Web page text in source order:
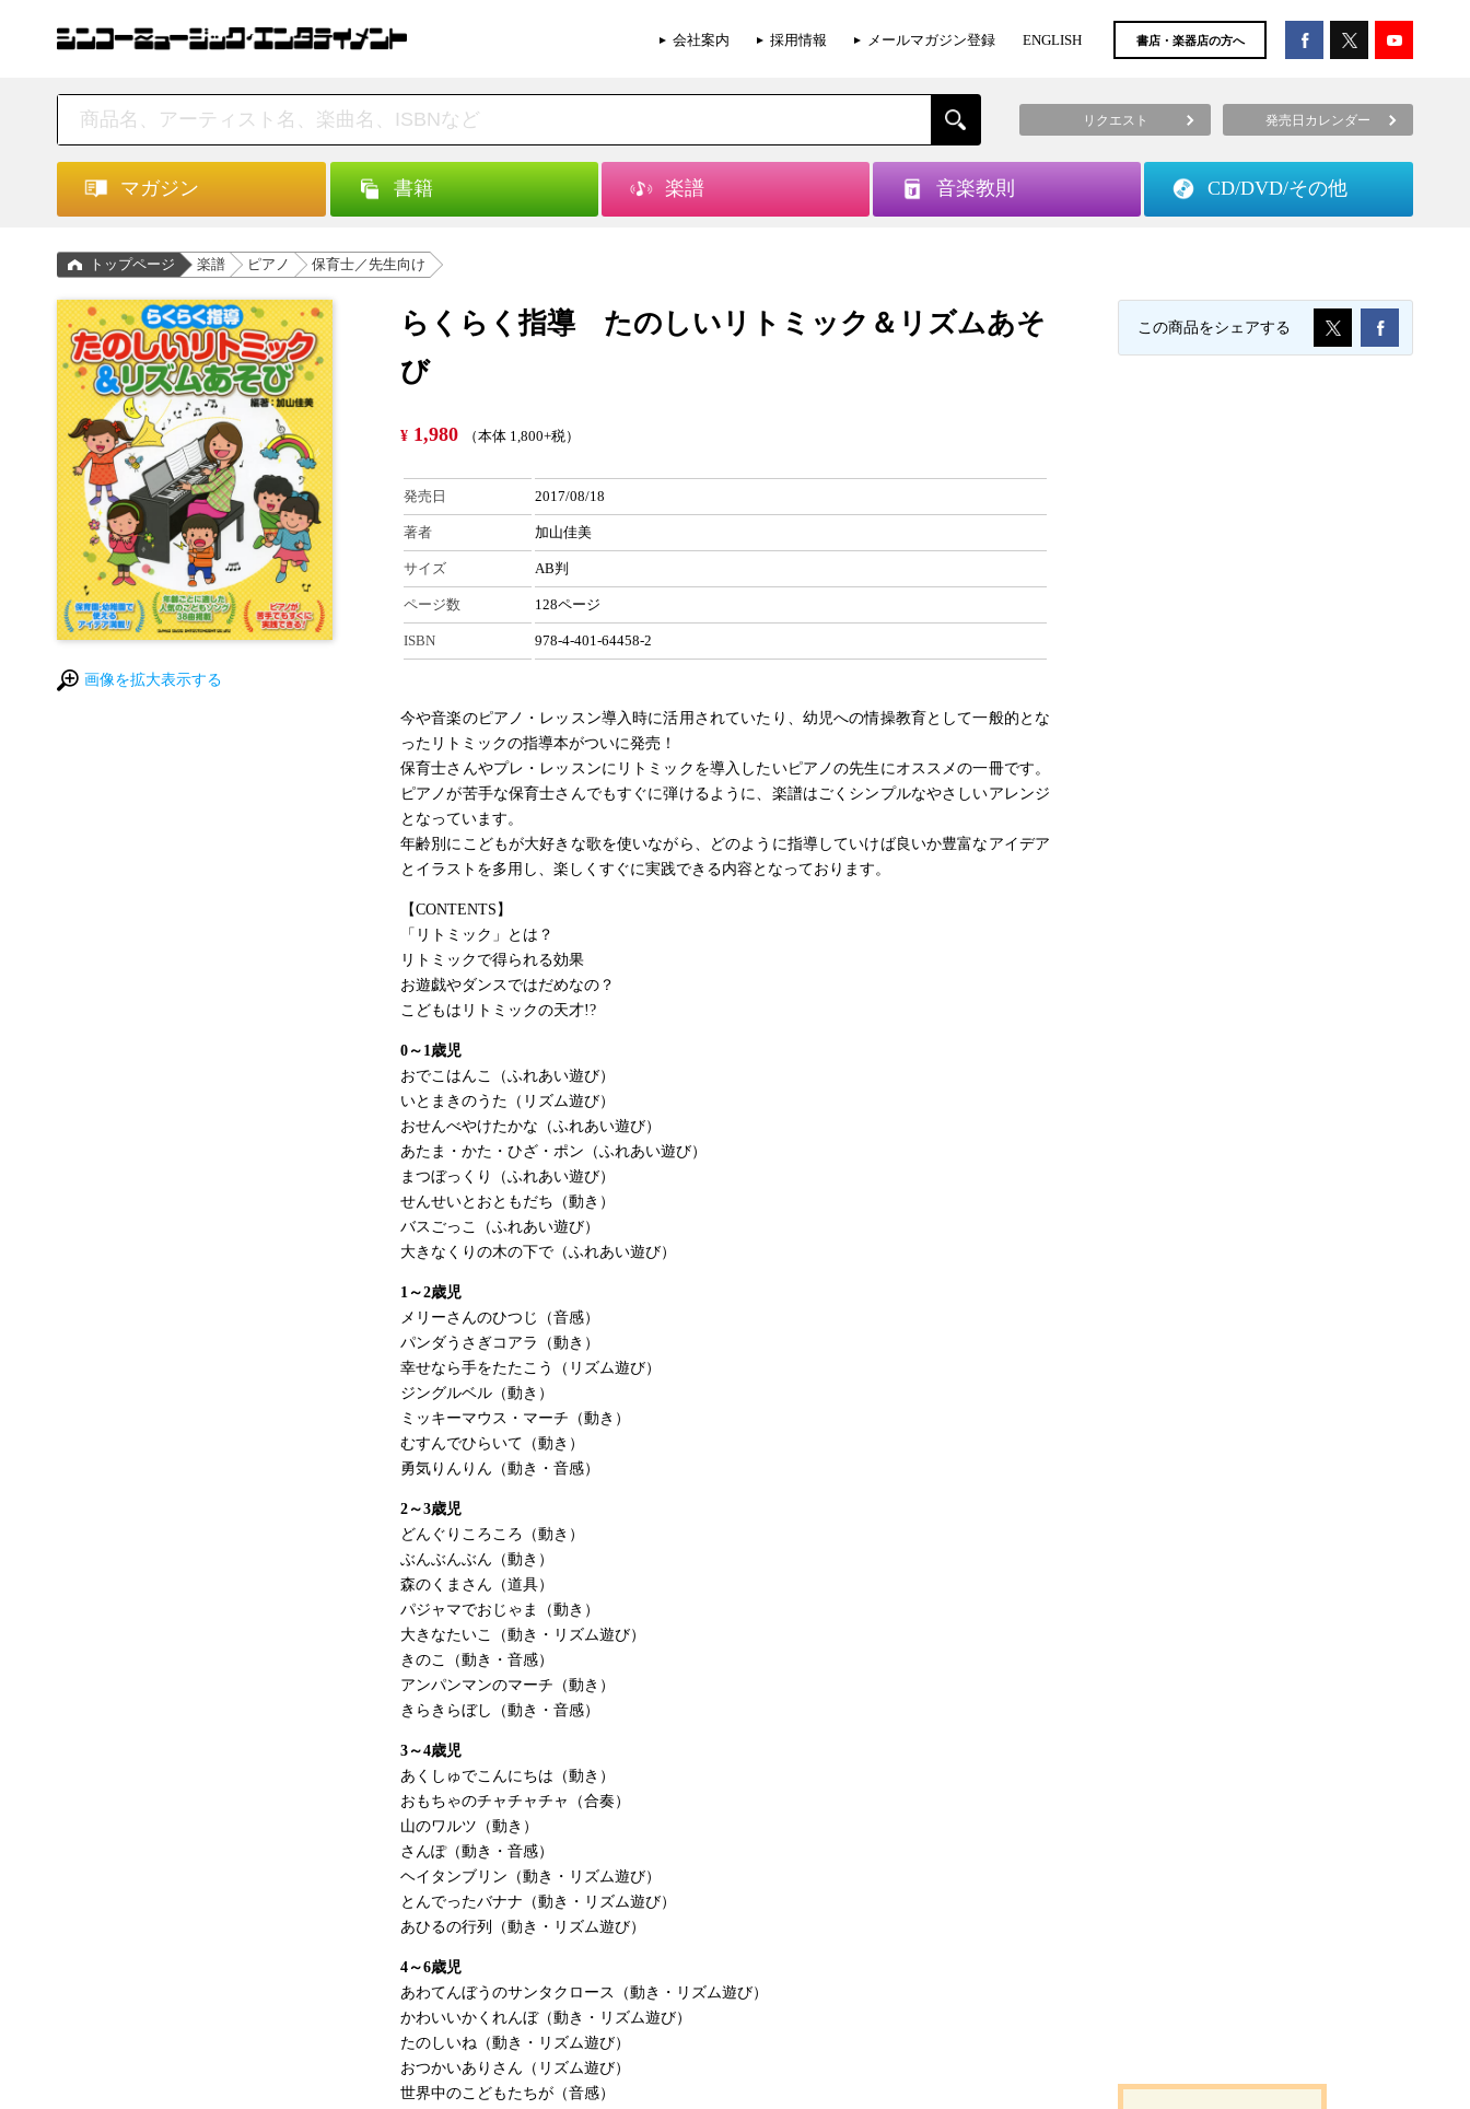
会社案内 採用情報 メールマガジン登録 ENGLISH 書店・楽器店の方へ
リクエスト 発売日カレンダー
マガジン 書籍 楽譜 音楽教則 CD/DVD/その他
トップページ 楽譜 ピアノ 保育士／先生向け
画像を拡大表示する
らくらく指導 たのしいリトミック＆リズムあそ
び
¥ 1,980 （本体 1,800+税）
発売日 2017/08/18
著者 加山佳美
サイズ AB判
ページ数 128ページ
ISBN 978-4-401-64458-2
今や音楽のピアノ・レッスン導入時に活用されていたり、幼児への情操教育として一般的とな
ったリトミックの指導本がついに発売！
保育士さんやプレ・レッスンにリトミックを導入したいピアノの先生にオススメの一冊です。
ピアノが苦手な保育士さんでもすぐに弾けるように、楽譜はごくシンプルなやさしいアレンジ
となっています。
年齢別にこどもが大好きな歌を使いながら、どのように指導していけば良いか豊富なアイデア
とイラストを多用し、楽しくすぐに実践できる内容となっております。
【CONTENTS】
「リトミック」とは？
リトミックで得られる効果
お遊戯やダンスではだめなの？
こどもはリトミックの天才!?
0～1歳児
おでこはんこ（ふれあい遊び）
いとまきのうた（リズム遊び）
おせんべやけたかな（ふれあい遊び）
あたま・かた・ひざ・ポン（ふれあい遊び）
まつぼっくり（ふれあい遊び）
せんせいとおともだち（動き）
バスごっこ（ふれあい遊び）
大きなくりの木の下で（ふれあい遊び）
1～2歳児
メリーさんのひつじ（音感）
パンダうさぎコアラ（動き）
幸せなら手をたたこう（リズム遊び）
ジングルベル（動き）
ミッキーマウス・マーチ（動き）
むすんでひらいて（動き）
勇気りんりん（動き・音感）
2～3歳児
どんぐりころころ（動き）
ぶんぶんぶん（動き）
森のくまさん（道具）
パジャマでおじゃま（動き）
大きなたいこ（動き・リズム遊び）
きのこ（動き・音感）
アンパンマンのマーチ（動き）
きらきらぼし（動き・音感）
3～4歳児
あくしゅでこんにちは（動き）
おもちゃのチャチャチャ（合奏）
山のワルツ（動き）
さんぽ（動き・音感）
ヘイタンブリン（動き・リズム遊び）
とんでったバナナ（動き・リズム遊び）
あひるの行列（動き・リズム遊び）
4～6歳児
あわてんぼうのサンタクロース（動き・リズム遊び）
かわいいかくれんぼ（動き・リズム遊び）
たのしいね（動き・リズム遊び）
おつかいありさん（リズム遊び）
世界中のこどもたちが（音感）
この商品をシェアする